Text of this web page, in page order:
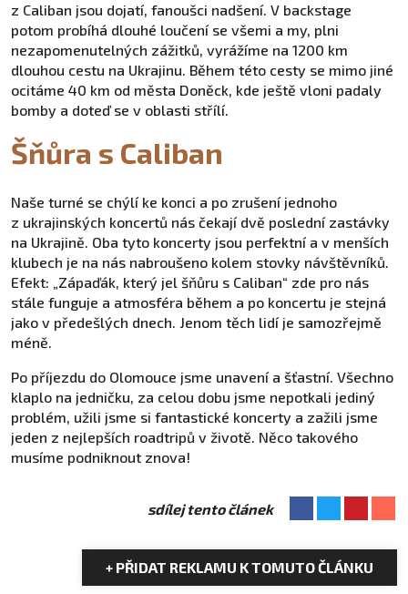
z Caliban jsou dojatí, fanoušci nadšení. V backstage
potom probíhá dlouhé loučení se všemi a my, plni
nezapomenutelných zážitků, vyrážíme na 1200 km
dlouhou cestu na Ukrajinu. Během této cesty se mimo jiné
ocitáme 40 km od města Doněck, kde ještě vloni padaly
bomby a doteď se v oblasti střílí.
Šňůra s Caliban
Naše turné se chýlí ke konci a po zrušení jednoho
z ukrajinských koncertů nás čekají dvě poslední zastávky
na Ukrajině. Oba tyto koncerty jsou perfektní a v menších
klubech je na nás nabroušeno kolem stovky návštěvníků.
Efekt: „Zápaďák, který jel šňůru s Caliban“ zde pro nás
stále funguje a atmosféra během a po koncertu je stejná
jako v předešlých dnech. Jenom těch lidí je samozřejmě
méně.
Po příjezdu do Olomouce jsme unavení a šťastní. Všechno
klaplo na jedničku, za celou dobu jsme nepotkali jediný
problém, užili jsme si fantastické koncerty a zažili jsme
jeden z nejlepších roadtripů v životě. Něco takového
musíme podniknout znova!
sdílej tento článek
+ PŘIDAT REKLAMU K TOMUTO ČLÁNKU